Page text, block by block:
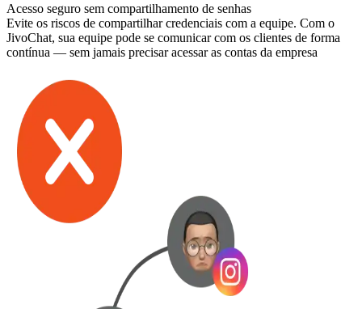
Acesso seguro sem compartilhamento de senhas
Evite os riscos de compartilhar credenciais com a equipe. Com o
JivoChat, sua equipe pode se comunicar com os clientes de forma
contínua — sem jamais precisar acessar as contas da empresa